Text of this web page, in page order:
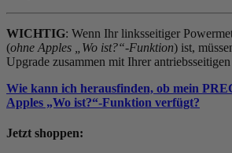
WICHTIG: Wenn Ihr linksseitiger
(ohne Apples „Wo ist?“-Funktion) ist,
Upgrade zusammen mit Ihrer
Wie kann ich herausfinden, ob mein
Apples „Wo ist?“-Funktion verfügt?
Jetzt shoppen: